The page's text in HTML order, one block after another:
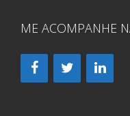
ME ACOMPANHE